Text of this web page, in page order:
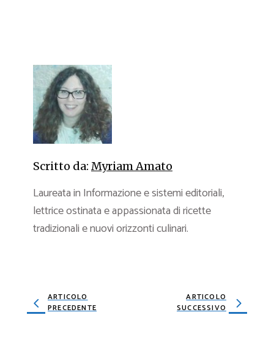
Scritto da: Myriam Amato
Laureata in Informazione e sistemi editoriali,
lettrice ostinata e appassionata di ricette
tradizionali e nuovi orizzonti culinari.
ARTICOLO
PRECEDENTE
ARTICOLO
SUCCESSIVO